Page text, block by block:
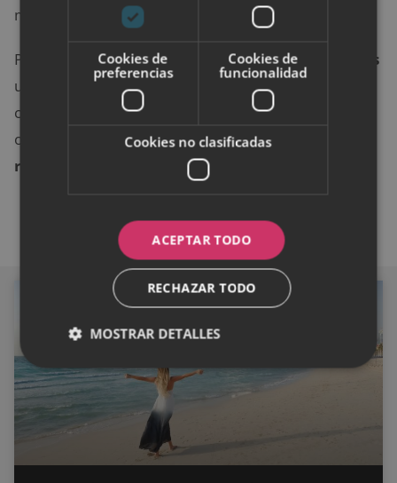
mamá siempre estará ahí para rescatarlos.
Por el contrario,si se enfrentan a estas situaciones
un par de veces por su cuenta y los castigan en el
colegio o se quedan sin ir a una excursión por
olvidarse la autorización,irán aprendiendo a ser
responsables poco a poco.
Cookies de
preferencias
Cookies de
funcionalidad
Cookies no clasificadas
ACEPTAR TODO
RECHAZAR TODO
MOSTRAR DETALLES